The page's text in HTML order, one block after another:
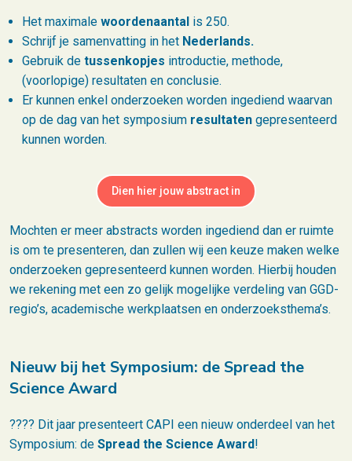
Het maximale woordenaantal is 250.
Schrijf je samenvatting in het Nederlands.
Gebruik de tussenkopjes introductie, methode,
(voorlopige) resultaten en conclusie.
Er kunnen enkel onderzoeken worden ingediend waarvan
op de dag van het symposium resultaten gepresenteerd
kunnen worden.
Dien hier jouw abstract in
Mochten er meer abstracts worden ingediend dan er ruimte
is om te presenteren, dan zullen wij een keuze maken welke
onderzoeken gepresenteerd kunnen worden. Hierbij houden
we rekening met een zo gelijk mogelijke verdeling van GGD-
regio’s, academische werkplaatsen en onderzoeksthema’s.
Nieuw bij het Symposium: de Spread the
Science Award
???? Dit jaar presenteert CAPI een nieuw onderdeel van het
Symposium: de Spread the Science Award!